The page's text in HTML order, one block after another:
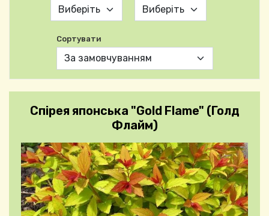
Сортувати
Спірея японська "Gold Flame" (Голд
Флайм)